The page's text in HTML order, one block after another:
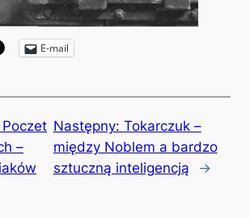
E-mail
Poczet
–
Następny: Tokarczuk –
między Noblem a bardzo
sztuczną inteligencją
→